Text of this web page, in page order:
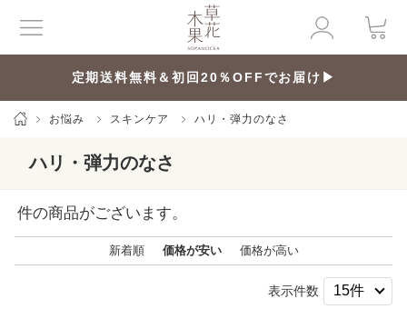
定期送料無料＆初回20％OFFでお届け▶
お悩み スキンケア ハリ・弾力のなさ
ハリ・弾力のなさ
件の商品がございます。
新着順 価格が安い 価格が高い
表示件数